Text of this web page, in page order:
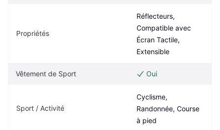
Propriétés
Réflecteurs,
Compatible avec
Écran Tactile,
Extensible
Vêtement de Sport Oui
Sport / Activité
Cyclisme,
Randonnée, Course
à pied